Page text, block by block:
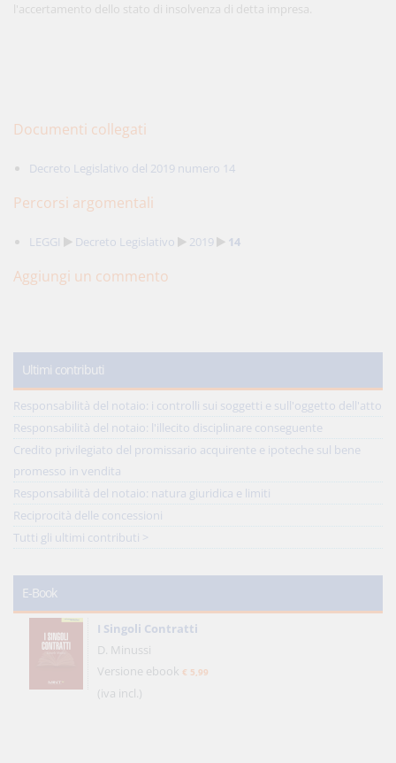
l'accertamento dello stato di insolvenza di detta impresa.
Documenti collegati
Decreto Legislativo del 2019 numero 14
Percorsi argomentali
LEGGI Decreto Legislativo 2019 14
Aggiungi un commento
Ultimi contributi
Responsabilità del notaio: i controlli sui soggetti e sull'oggetto dell'atto
Responsabilità del notaio: l'illecito disciplinare conseguente
Credito privilegiato del promissario acquirente e ipoteche sul bene
promesso in vendita
Responsabilità del notaio: natura giuridica e limiti
Reciprocità delle concessioni
Tutti gli ultimi contributi >
E-Book
I Singoli Contratti
D. Minussi
Versione ebook € 5,99
(iva incl.)